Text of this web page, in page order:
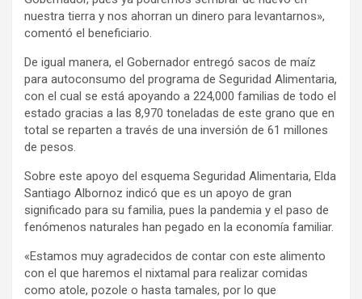
nuestra tierra y nos ahorran un dinero para levantarnos»,
comentó el beneficiario.
De igual manera, el Gobernador entregó sacos de maíz
para autoconsumo del programa de Seguridad Alimentaria,
con el cual se está apoyando a 224,000 familias de todo el
estado gracias a las 8,970 toneladas de este grano que en
total se reparten a través de una inversión de 61 millones
de pesos.
Sobre este apoyo del esquema Seguridad Alimentaria, Elda
Santiago Albornoz indicó que es un apoyo de gran
significado para su familia, pues la pandemia y el paso de
fenómenos naturales han pegado en la economía familiar.
«Estamos muy agradecidos de contar con este alimento
con el que haremos el nixtamal para realizar comidas
como atole, pozole o hasta tamales, por lo que